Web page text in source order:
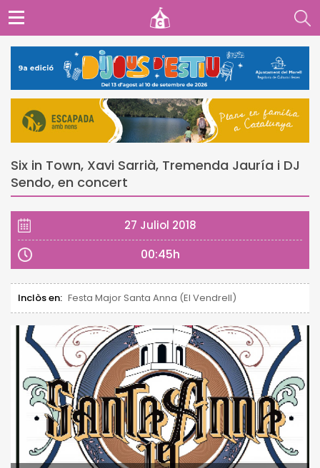
Six in Town, Xavi Sarrià, Tremenda Jauría i DJ
Sendo, en concert
27 Juliol 2018
00:45h
Inclòs en: Festa Major Santa Anna (El Vendrell)